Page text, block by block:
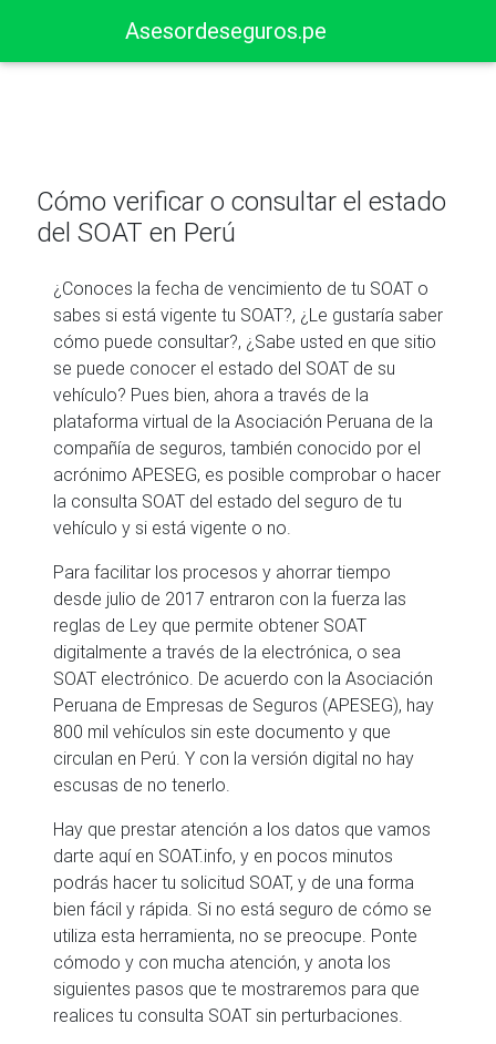
Asesordeseguros.pe
Cómo verificar o consultar el estado
del SOAT en Perú
¿Conoces la fecha de vencimiento de tu SOAT o
sabes si está vigente tu SOAT?, ¿Le gustaría saber
cómo puede consultar?, ¿Sabe usted en que sitio
se puede conocer el estado del SOAT de su
vehículo? Pues bien, ahora a través de la
plataforma virtual de la Asociación Peruana de la
compañía de seguros, también conocido por el
acrónimo APESEG, es posible comprobar o hacer
la consulta SOAT del estado del seguro de tu
vehículo y si está vigente o no.
Para facilitar los procesos y ahorrar tiempo
desde julio de 2017 entraron con la fuerza las
reglas de Ley que permite obtener SOAT
digitalmente a través de la electrónica, o sea
SOAT electrónico. De acuerdo con la Asociación
Peruana de Empresas de Seguros (APESEG), hay
800 mil vehículos sin este documento y que
circulan en Perú. Y con la versión digital no hay
escusas de no tenerlo.
Hay que prestar atención a los datos que vamos
darte aquí en SOAT.info, y en pocos minutos
podrás hacer tu solicitud SOAT, y de una forma
bien fácil y rápida. Si no está seguro de cómo se
utiliza esta herramienta, no se preocupe. Ponte
cómodo y con mucha atención, y anota los
siguientes pasos que te mostraremos para que
realices tu consulta SOAT sin perturbaciones.